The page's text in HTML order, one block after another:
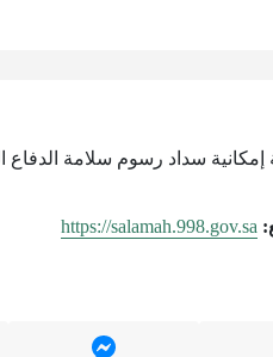
إمكانية سداد رسوم سلامة الدفاع
https://salamah.998.gov.sa